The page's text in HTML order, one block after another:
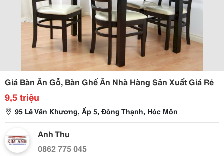
Giá Bàn Ăn Gỗ, Bàn Ghế Ăn Nhà Hàng Sản Xuất Giá Rẻ
9,5 triệu
95 Lê Văn Khương, Ấp 5, Đông Thạnh, Hóc Môn
Anh Thu
0862 775 045